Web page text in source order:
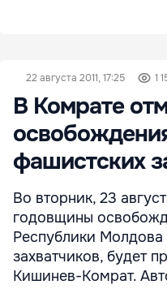
22 августа 2011, 17:25 1
В Комрате
фашистских
Во вторник, 23
годовщины
Республики
захватчиков, будет
Кишинев-Комрат.